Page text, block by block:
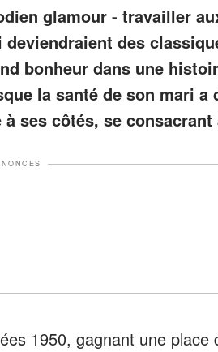
glamour - travailler
des
bonheur dans une
la santé de son mari a
ses côtés, se
1950, gagnant une place